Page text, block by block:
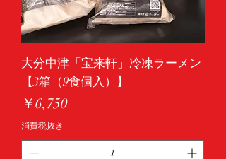
大分中津「宝来軒」冷凍ラーメン
【3箱（9食個入）】
価格
￥6,750
消費税抜き